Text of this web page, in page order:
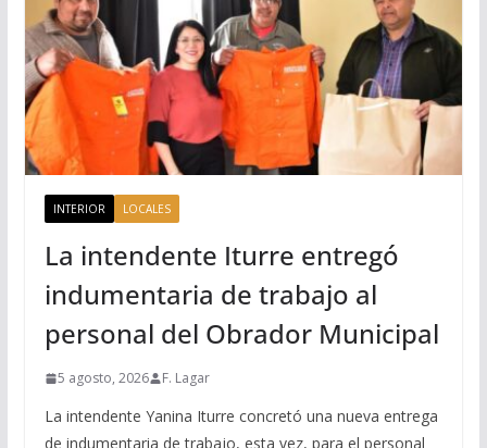
INTERIOR LOCALES
La intendente Iturre entregó
indumentaria de trabajo al
personal del Obrador Municipal
5 agosto, 2026 F. Lagar
La intendente Yanina Iturre concretó una nueva entrega
de indumentaria de trabajo, esta vez, para el personal